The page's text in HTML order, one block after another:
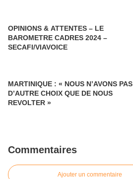
OPINIONS & ATTENTES – LE
BAROMETRE CADRES 2024 –
SECAFI/VIAVOICE
MARTINIQUE : « NOUS N’AVONS PAS
D’AUTRE CHOIX QUE DE NOUS
REVOLTER »
Commentaires
Ajouter un commentaire